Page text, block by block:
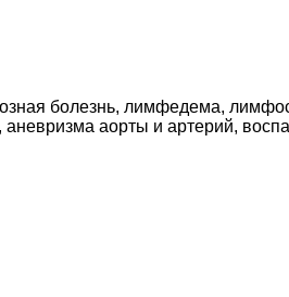
болезнь, лимфедема,
аорты и артерий,